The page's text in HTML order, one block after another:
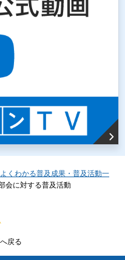
よくわかる普及成果・普及活動一
会に対する普及活動
戻る